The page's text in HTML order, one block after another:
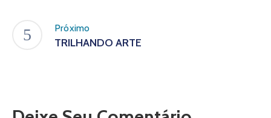
Próximo
TRILHANDO ARTE